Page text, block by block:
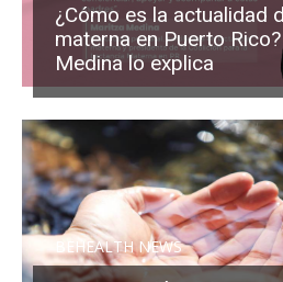
¿Cómo es la actualidad
materna en Puerto
Medina lo explica
BEHEALTH NEWS